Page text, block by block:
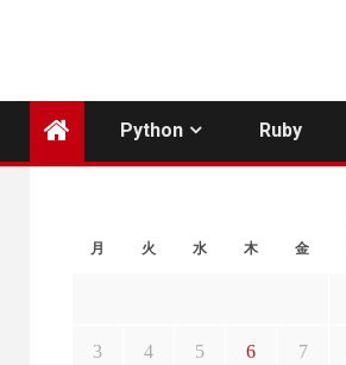
Python Ruby
月 火 水 木 金
3 4 5 6 7